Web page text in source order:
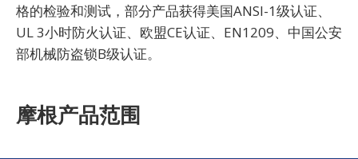
格的检验和测试，部分产品获得美国ANSI-1级认证、
UL 3小时防火认证、欧盟CE认证、EN1209、中国公安
部机械防盗锁B级认证。
摩根产品范围